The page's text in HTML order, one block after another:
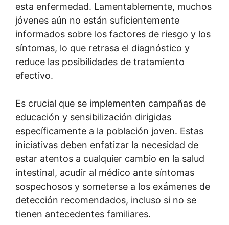
esta enfermedad. Lamentablemente, muchos
jóvenes aún no están suficientemente
informados sobre los factores de riesgo y los
síntomas, lo que retrasa el diagnóstico y
reduce las posibilidades de tratamiento
efectivo.
Es crucial que se implementen campañas de
educación y sensibilización dirigidas
específicamente a la población joven. Estas
iniciativas deben enfatizar la necesidad de
estar atentos a cualquier cambio en la salud
intestinal, acudir al médico ante síntomas
sospechosos y someterse a los exámenes de
detección recomendados, incluso si no se
tienen antecedentes familiares.